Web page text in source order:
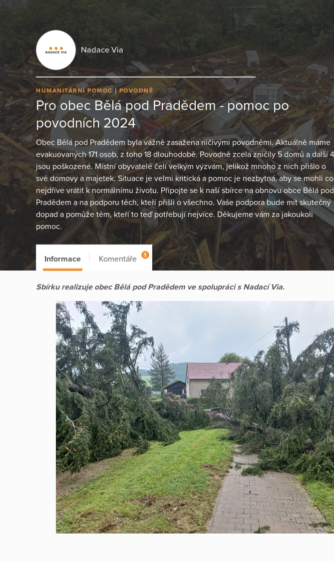
Nadace Via
HUMANITÁRNÍ POMOC POVODNĚ
Pro obec Bělá pod Pradědem - pomoc po
povodních 2024
Obec Bělá pod Pradědem byla vážně zasažena ničivými povodněmi. Aktuálně máme
evakuovaných 171 osob, z toho 18 dlouhodobě. Povodně zcela zničily 5 domů a další 4
jsou poškozené. Místní obyvatelé čelí velkým výzvám, jelikož mnoho z nich přišlo o
své domovy a majetek. Situace je velmi kritická a pomoc je nezbytná, aby se mohli co
nejdříve vrátit k normálnímu životu. Připojte se k naší sbírce na obnovu obce Bělá pod
Pradědem a na podporu těch, kteří přišli o všechno. Vaše podpora bude mít skutečný
dopad a pomůže těm, kteří to teď potřebují nejvíce. Děkujeme vám za jakoukoli
pomoc.
Informace Komentáře 1
Sbírku realizuje obec Bělá pod Pradědem ve spolupráci s Nadací Via.